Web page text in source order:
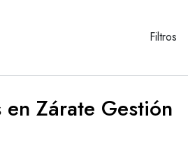
Filtros
Zárate Gestión